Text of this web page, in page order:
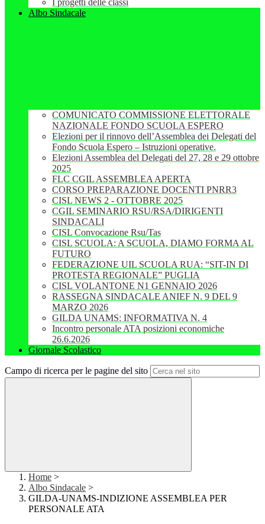
I progetti delle classi
Albo Sindacale
COMUNICATO COMMISSIONE ELETTORALE
NAZIONALE FONDO SCUOLA ESPERO
Elezioni per il rinnovo dell’Assemblea dei Delegati del
Fondo Scuola Espero – Istruzioni operative.
Elezioni Assemblea del Delegati del 27, 28 e 29 ottobre
2025
FLC CGIL ASSEMBLEA APERTA
CORSO PREPARAZIONE DOCENTI PNRR3
CISL NEWS 2 - OTTOBRE 2025
CGIL SEMINARIO RSU/RSA/DIRIGENTI
SINDACALI
CISL Convocazione Rsu/Tas
CISL SCUOLA: A SCUOLA, DIAMO FORMA AL
FUTURO
FEDERAZIONE UIL SCUOLA RUA: “SIT-IN DI
PROTESTA REGIONALE” PUGLIA
CISL VOLANTONE N1 GENNAIO 2026
RASSEGNA SINDACALE ANIEF N. 9 DEL 9
MARZO 2026
GILDA UNAMS: INFORMATIVA N. 4
Incontro personale ATA posizioni economiche
26.6.2026
Giornale Scolastico
Campo di ricerca per le pagine del sito
Home >
Albo Sindacale >
GILDA-UNAMS-INDIZIONE ASSEMBLEA PER
PERSONALE ATA